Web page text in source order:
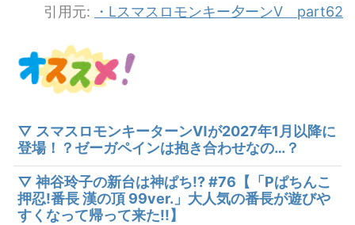
引用元: ・Lスマスロモンキー夕ーンV part62
▽ スマスロモンキーターンⅥが2027年1月以降に
登場！？ゼーガペインは抱き合わせなの…？
▽ 神谷玲子の新台は神ぱち!? #76【「Pぱちんこ
押忍!番長 漢の頂 99ver.」大人気の番長が遊びや
すくなって帰って来た!!】